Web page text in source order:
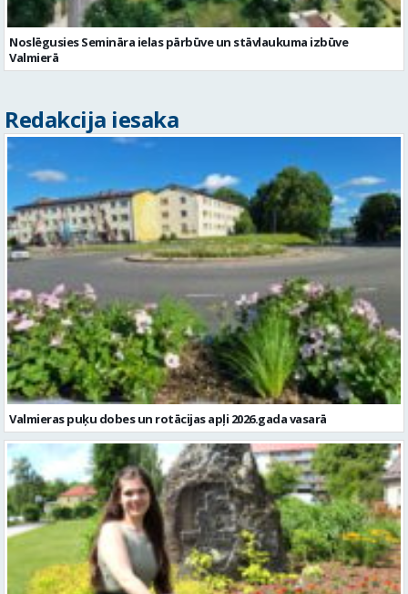
Noslēgusies Semināra ielas pārbūve un stāvlaukuma izbūve
Valmierā
Redakcija iesaka
Valmieras puķu dobes un rotācijas apļi 2026.gada vasarā